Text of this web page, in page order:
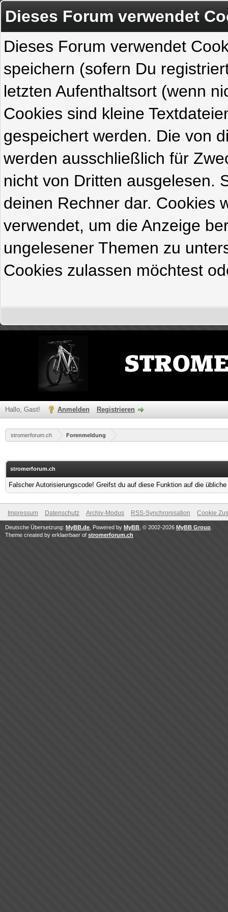
Dieses Forum verwendet
Dieses Forum verwendet
speichern (sofern Du
letzten Aufenthaltsort (wenn
Cookies sind kleine
gespeichert werden. Die von
werden ausschließlich für
nicht von Dritten ausgelesen.
deinen Rechner dar. Cookies
verwendet, um die Anzeige
ungelesener Themen zu
Cookies zulassen möchtest
Hallo, Gast! Anmelden Registrieren
stromerforum.ch Forenmeldung
stromerforum.ch
Falscher Autorisierungscode! Greifst du auf diese Funktion auf die
Impressum Datenschutz Archiv-Modus RSS-Synchronisation Cookie
Deutsche Übersetzung: MyBB.de , Powered by MyBB , © 2002-2026 MyBB Group
Theme created by erklaerbaer of stromerforum.ch